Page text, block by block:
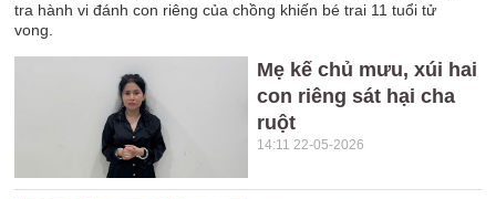
tra hành vi đánh con riêng của chồng khiến bé trai 11 tuổi tử
vong.
Mẹ kế chủ mưu, xúi hai
con riêng sát hại cha
ruột
14:11 22-05-2026